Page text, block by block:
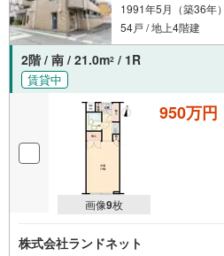
1991年5月（築36年）
54戸 / 地上4階建
2階 / 南 / 21.0m2 / 1R
賃貸中
画像9枚
950万円
株式会社ランドネット